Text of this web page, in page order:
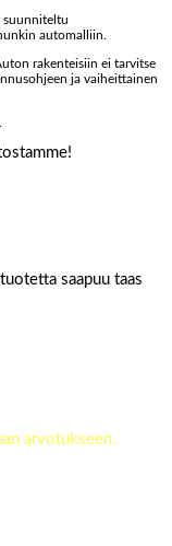
suunniteltu
automalliin.
rakenteisiin ei tarvitse
ja vaiheittainen
saapuu taas
arvotukseen.